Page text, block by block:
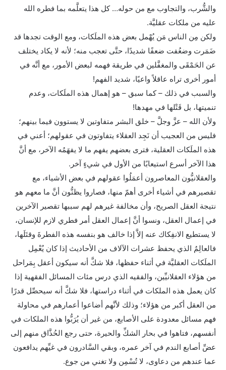
والشُّرب، والتجاوب مع من حوله… كل هذا يتعلَّمه بما فطره الله
عليه من ملكات عقليَّة.
ولكن مِن الناس مَن يُهْمل بعض هذه الملَكات، ومع الوقت تجدها قد
ضَمَرت وضعُفت ضعفًا شديدًا، حتَّى تعجب منه؛ لأنه لا يكاد يختلف
عن الحَمْقَى والمغفَّلين في طريقة فهمه لبعض الأمور، مع أنَّه في
أمور أخرى تراه عاقلاً واعيًا، شديد الفهم!
والسبب في ذلك – كما سبق – هو إهمال هذه الملَكات، وعدم
تنميتها، بل قَتْلها في مهدها!
ولأن الله – عزَّ وجلَّ – خلق البشر متفاوتين لا يستوون فيما بينهم؛
فليس من العجيب أن نَجِد العقلاء يتفاوتون في عقولهم؛ أعني في
هذه الملَكات العقلية، فترى بعضهم يفهم ما لا يفهَمُه الآخر، مع أنَّ
هذا الآخر أسرع استيعابًا من الأول في شيءٍ آخر.
والعقلانيُّون المعاصرون أعمَلُوا عقولهم في بعض الأشياء، مع
تقصيرهم في أشياء أخرى أهمّ منها، فصاروا يظنُّون أنَّ ما معهم هو
نتيجة العقل الصريح، وأن مخالفة غيرهم لهم سببها تقصير الآخرين
في إعمال العقل، ونسوا أنَّ إعمال العقل أمر فطري لازم للإنسان،
لا يستطيع الانفِكاك عنه إلاَّ إذا خالف هو بنفسه هذه الفطرةَ وقتَلَها،
فالعالِمُ الذي يحفظ عشرات الآلاف من الأحاديث إذا كان يُعْمِل
الملَكات العقليَّة في أثناء حفظها، فلا شكَّ أنه سيكون أعقل بِمَراحل
من هؤلاء العقلانيِّين، والفقيه الذي درس مئات المسائل الفقهية إذا
كان يعمل هذه الملكات في أثناء دراستها، فلا شكَّ أنه سيحصِّل قدرًا
من العقل أكبر من هؤلاء؛ وذلك لأنَّهم أضاعوا أعمارهم في محاولة
فهم مسائل معدودة على الأصابع، من غير أن يُرَبُّوا هذه الملكات في
أنفسهم، فتاهوا في بحار الشكِّ والحيرة، حتى رجع الحُذَّاق منهم إلى
عضِّ أصابع الندم في آخر عمره، وبقي السَّادرون في غيِّهم يدافعون
عما عندهم من دعاوى، لا تُسْمِن ولا تغني من جوع.